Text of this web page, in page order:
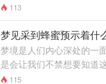
113
梦见采到蜂蜜预示着什
梦境是人们内心深处的一
是会让我们不禁想要知道
115